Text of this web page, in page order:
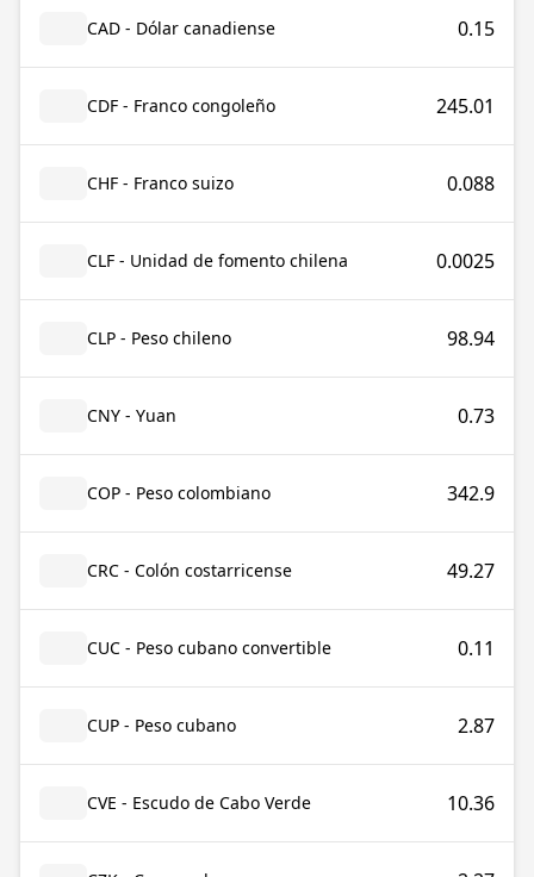
CAD - Dólar canadiense 0.15
CDF - Franco congoleño 245.01
CHF - Franco suizo 0.088
CLF - Unidad de fomento chilena 0.0025
CLP - Peso chileno 98.94
CNY - Yuan 0.73
COP - Peso colombiano 342.9
CRC - Colón costarricense 49.27
CUC - Peso cubano convertible 0.11
CUP - Peso cubano 2.87
CVE - Escudo de Cabo Verde 10.36